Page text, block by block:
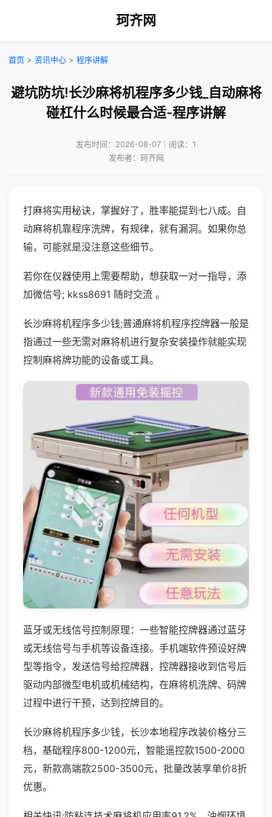
珂齐网
首页 > 资讯中心 > 程序讲解
避坑防坑!长沙麻将机程序多少钱_自动麻将
碰杠什么时候最合适-程序讲解
发布时间：2026-08-07｜阅读：1
发布者：珂齐网
打麻将实用秘诀，掌握好了，胜率能提到七八成。自
动麻将机靠程序洗牌，有规律，就有漏洞。如果你总
输，可能就是没注意这些细节。
若你在仪器使用上需要帮助，想获取一对一指导，添
加微信号; kkss8691 随时交流 。
长沙麻将机程序多少钱;普通麻将机程序控牌器一般是
指通过一些无需对麻将机进行复杂安装操作就能实现
控制麻将牌功能的设备或工具。
蓝牙或无线信号控制原理：一些智能控牌器通过蓝牙
或无线信号与手机等设备连接。手机端软件预设好牌
型等指令，发送信号给控牌器，控牌器接收到信号后
驱动内部微型电机或机械结构，在麻将机洗牌、码牌
过程中进行干预，达到控牌目的。
长沙麻将机程序多少钱，长沙本地程序改装价格分三
档，基础程序800-1200元，智能遥控款1500-2000
元，新款高端款2500-3500元，批量改装享单价8折
优惠。